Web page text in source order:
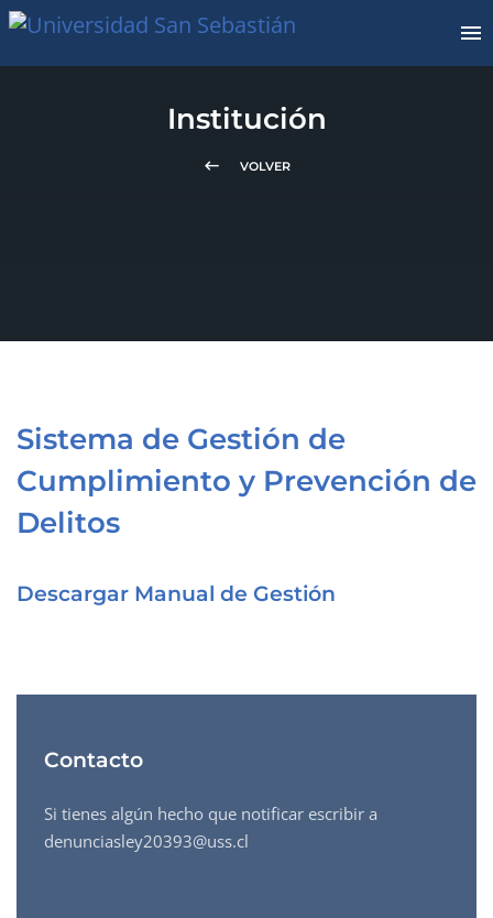
Institución
keyboard_backspace VOLVER
Sistema de Gestión de
Cumplimiento y Prevención de
Delitos
Descargar Manual de Gestión
Contacto
Si tienes algún hecho que notificar escribir a
denunciasley20393@uss.cl